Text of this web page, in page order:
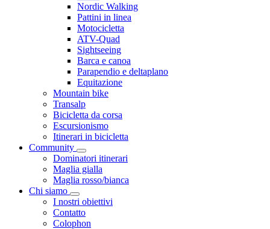
Nordic Walking
Pattini in linea
Motocicletta
ATV-Quad
Sightseeing
Barca e canoa
Parapendio e deltaplano
Equitazione
Mountain bike
Transalp
Bicicletta da corsa
Escursionismo
Itinerari in bicicletta
Community
Dominatori itinerari
Maglia gialla
Maglia rosso/bianca
Chi siamo
I nostri obiettivi
Contatto
Colophon